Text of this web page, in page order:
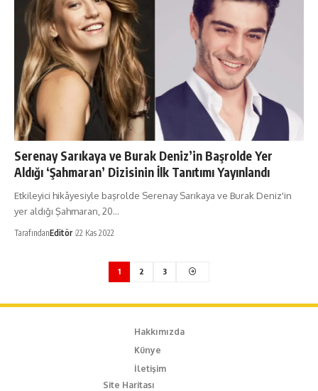
Serenay Sarıkaya ve Burak Deniz’in Başrolde Yer
Aldığı ‘Şahmaran’ Dizisinin İlk Tanıtımı Yayınlandı
Etkileyici hikâyesiyle başrolde Serenay Sarıkaya ve Burak Deniz'in
yer aldığı Şahmaran, 20…
TarafındanEditör 22 Kas 2022
1 2 3
Hakkımızda
Künye
İletişim
Site Haritası